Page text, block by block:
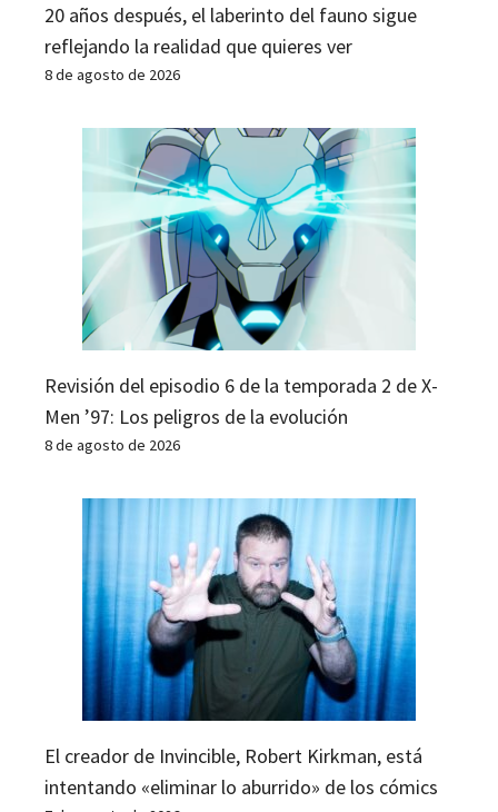
20 años después, el laberinto del fauno sigue
reflejando la realidad que quieres ver
8 de agosto de 2026
Revisión del episodio 6 de la temporada 2 de X-
Men ’97: Los peligros de la evolución
8 de agosto de 2026
El creador de Invincible, Robert Kirkman, está
intentando «eliminar lo aburrido» de los cómics